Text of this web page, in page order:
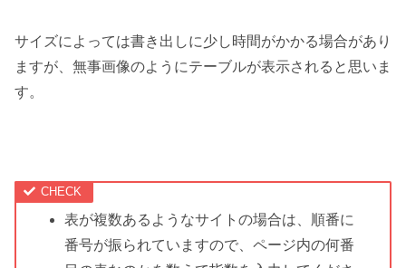
サイズによっては書き出しに少し時間がかかる場合があり
ますが、無事画像のようにテーブルが表示されると思いま
す。
表が複数あるようなサイトの場合は、順番に
番号が振られていますので、ページ内の何番